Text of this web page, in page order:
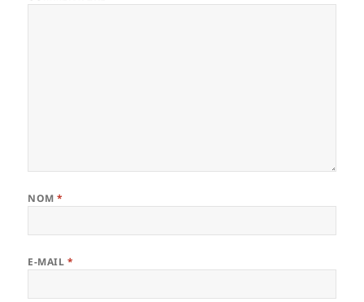
NOM*
E-MAIL *